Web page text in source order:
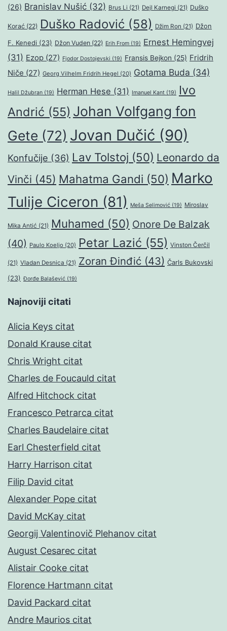
(26) Branislav Nušić (32) Brus Li (21) Dejl Karnegi (21) Duško
Korać (22) Duško Radović (58) Džim Ron (21) Džon
F. Kenedi (23) Džon Vuden (22) Erih From (19) Ernest Hemingvej
(31) Ezop (27) Fjodor Dostojevski (19) Fransis Bejkon (25) Fridrih
Niče (27) Georg Vilhelm Fridrih Hegel (20) Gotama Buda (34)
Halil Džubran (19) Herman Hese (31) Imanuel Kant (19)
Ivo
Andrić (55) Johan Volfgang fon
Gete (72) Jovan Dučić (90)
Konfučije (36) Lav Tolstoj (50) Leonardo da
Vinči (45) Mahatma Gandi (50) Marko
Tulije Ciceron (81) Meša Selimović (19) Miroslav
Mika Antić (21) Muhamed (50) Onore De Balzak
(40) Paulo Koeljo (20) Petar Lazić (55) Vinston Čerčil
(21) Vladan Desnica (21) Zoran Đinđić (43) Čarls Bukovski
(23) Đorđe Balašević (19)
Najnoviji citati
Alicia Keys citat
Donald Krause citat
Chris Wright citat
Charles de Foucauld citat
Alfred Hitchock citat
Francesco Petrarca citat
Charles Baudelaire citat
Earl Chesterfield citat
Harry Harrison citat
Filip David citat
Alexander Pope citat
David McKay citat
Georgij Valentinovič Plehanov citat
August Cesarec citat
Alistair Cooke citat
Florence Hartmann citat
David Packard citat
Andre Maurios citat